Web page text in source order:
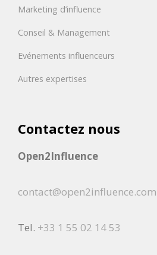
Marketing d’influence
Conseil & Management
Evénements influenceurs
Autres expertises
Contactez nous
Open2Influence
contact@open2influence.com
Tel. +33 1 55 02 14 53